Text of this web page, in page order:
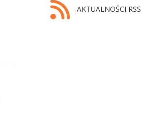
AKTUALNOŚCI RSS